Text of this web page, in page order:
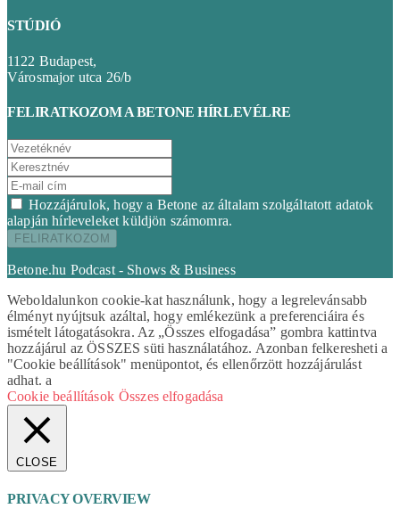
STÚDIÓ
1122 Budapest,
Városmajor utca 26/b
FELIRATKOZOM A BETONE HÍRLEVÉLRE
Hozzájárulok, hogy a Betone az általam szolgáltatott adatok
alapján hírleveleket küldjön számomra.
Betone.hu Podcast - Shows & Business
Weboldalunkon cookie-kat használunk, hogy a legrelevánsabb
élményt nyújtsuk azáltal, hogy emlékezünk a preferenciáira és
ismételt látogatásokra. Az „Összes elfogadása” gombra kattintva
hozzájárul az ÖSSZES süti használatához. Azonban felkeresheti a
"Cookie beállítások" menüpontot, és ellenőrzött hozzájárulást
adhat. a
Cookie beállítások Összes elfogadása
CLOSE
PRIVACY OVERVIEW